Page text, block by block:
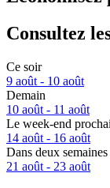
Consultez
Ce soir
9 août - 10 août
Demain
10 août - 11 août
Le week-end
14 août - 16 août
Dans deux semaines
21 août - 23 août